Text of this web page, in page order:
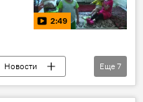
2:49
Новости
Мультимедиа
Еще 7